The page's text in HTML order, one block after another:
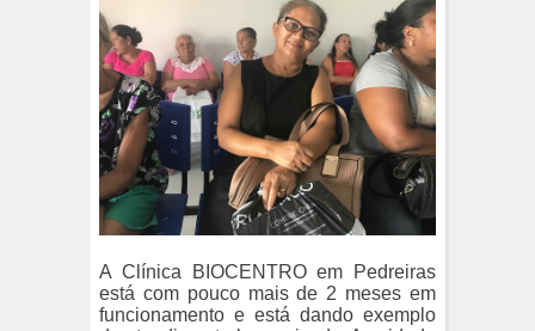
A Clínica BIOCENTRO em Pedreiras
está com pouco mais de 2 meses em
funcionamento e está dando exemplo